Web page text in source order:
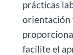
prácticas
orientación
facilite el